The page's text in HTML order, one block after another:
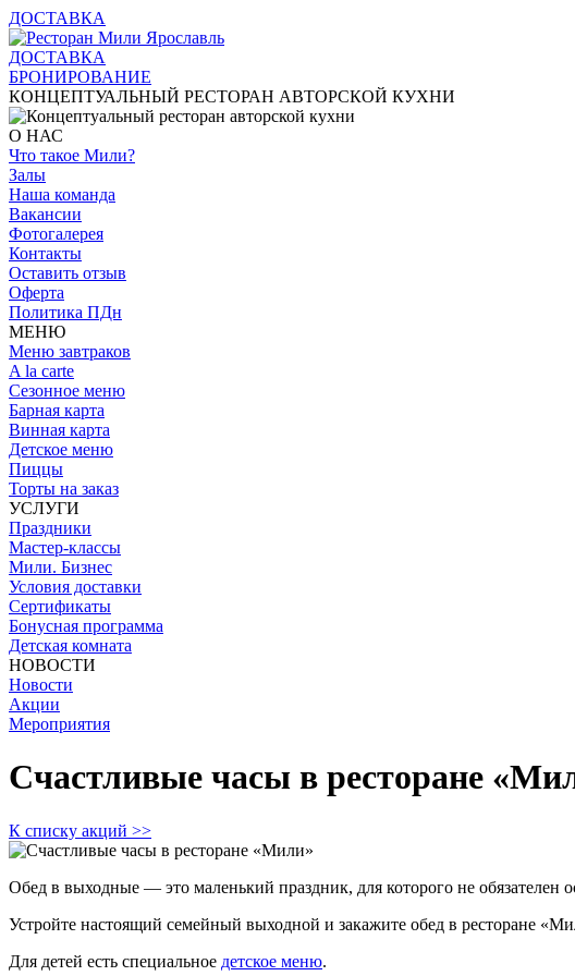
ДОСТАВКА
ДОСТАВКА
БРОНИРОВАНИЕ
КОНЦЕПТУАЛЬНЫЙ РЕСТОРАН АВТОРСКОЙ КУХНИ
О НАС
Что такое Мили?
Залы
Наша команда
Вакансии
Фотогалерея
Контакты
Оставить отзыв
Оферта
Политика ПДн
МЕНЮ
Меню завтраков
A la carte
Сезонное меню
Барная карта
Винная карта
Детское меню
Пиццы
Торты на заказ
УСЛУГИ
Праздники
Мастер-классы
Мили. Бизнес
Условия доставки
Сертификаты
Бонусная программа
Детская комната
НОВОСТИ
Новости
Акции
Мероприятия
Счастливые часы в ресторане
К списку акций >>
Обед в выходные — это маленький праздник, для которого не обязателен
Устройте настоящий семейный выходной и закажите обед в ресторане
Для детей есть специальное детское меню.